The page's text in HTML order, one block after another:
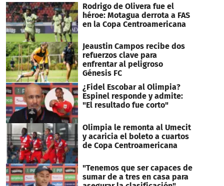
Rodrigo de Olivera fue el
héroe: Motagua derrota a FAS
en la Copa Centroamericana
Jeaustin Campos recibe dos
refuerzos clave para
enfrentar al peligroso
Génesis FC
¿Fidel Escobar al Olimpia?
Espinel responde y admite:
"El resultado fue corto"
Olimpia le remonta al Umecit
y acaricia el boleto a cuartos
de Copa Centroamericana
"Tenemos que ser capaces de
sumar de a tres en casa para